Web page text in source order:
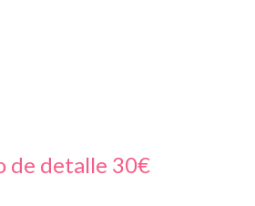
de detalle 30€